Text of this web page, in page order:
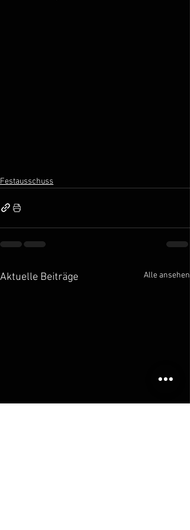
Festausschuss
Aktuelle Beiträge Alle ansehen